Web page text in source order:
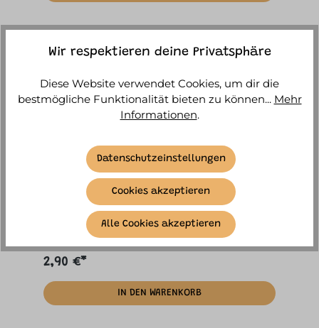
itotal - Hippo Radierbarer Stift mit Kappe
Sofort versandfertig, Lieferzeit ca. 1-3
Werktage
2,90 €*
IN DEN WARENKORB
Wir respektieren deine Privatsphäre
Diese Website verwendet Cookies, um dir die
bestmögliche Funktionalität bieten zu können... Mehr
Informationen.
Datenschutzeinstellungen
Cookies akzeptieren
Alle Cookies akzeptieren